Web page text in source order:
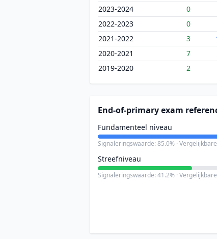
2023-2024
0
2022-2023
0
2021-2022
3
2020-2021
7
2019-2020
2
End-of-primary exam
Fundamenteel niveau
Signaleringswaarde: 85.0% ·
Streefniveau
Signaleringswaarde: 41.2% ·